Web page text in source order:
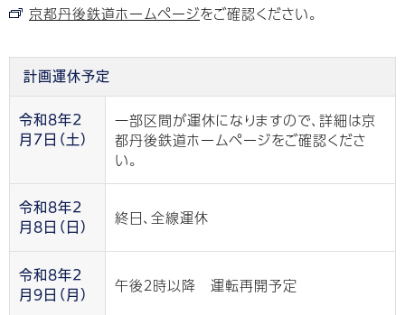
京都丹後鉄道ホームページをご確認ください。
計画運休予定
令和8年2
月7日（土）
一部区間が運休になりますので、詳細は京
都丹後鉄道ホームページをご確認くださ
い。
令和8年2
月8日（日）
終日、全線運休
令和8年2
月9日（月）
午後２時以降 運転再開予定